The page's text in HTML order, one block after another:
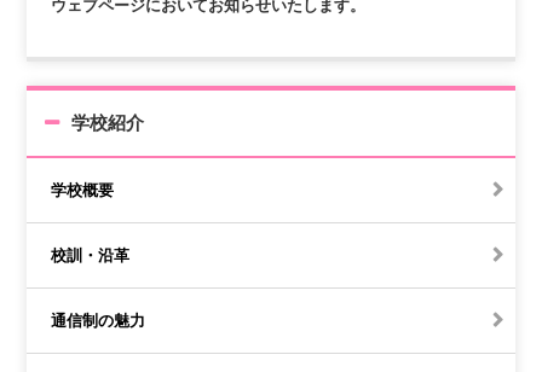
ウェブページにおいてお知らせいたします。
学校紹介
学校概要
校訓・沿革
通信制の魅力